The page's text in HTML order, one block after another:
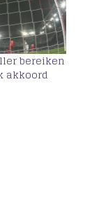
bereiken
akkoord